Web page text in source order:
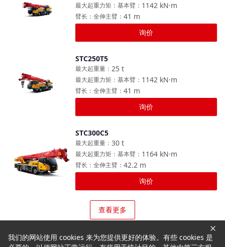
1142 kN·m
最大起重力矩：基本臂 ：
41 m
臂长：全伸主臂 ：
询价
STC250T5
25 t
最大起重量 ：
1142 kN·m
最大起重力矩：基本臂 ：
41 m
臂长：全伸主臂 ：
询价
STC300C5
30 t
最大起重量 ：
1164 kN·m
最大起重力矩：基本臂 ：
42.2 m
臂长：全伸主臂 ：
询价
查看更多
我们的网站使用 cookies 来为您提供更好的体验。有些 cookies 是